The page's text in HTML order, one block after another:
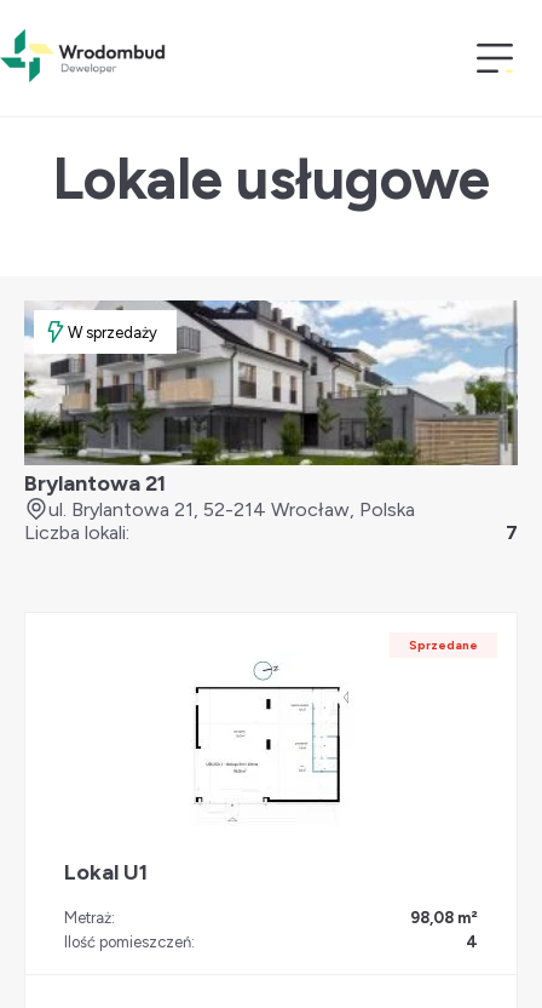
Wrodombud
Lokale usługowe
W sprzedaży
Brylantowa 21
ul. Brylantowa 21, 52-214 Wrocław, Polska
Liczba lokali:
7
Sprzedane
Lokal U1
Metraż:
98,08 m²
Ilość pomieszczeń:
4